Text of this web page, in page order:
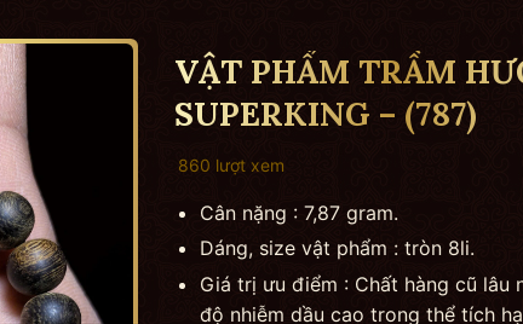
VẬT PHẨM TRẦM
SUPERKING – (787)
860 lượt xem
Cân nặng : 7,87 gram.
Dáng, size vật phẩm : tròn 8li.
Giá trị ưu điểm : Chất hàng cũ lâu
độ nhiễm dầu cao trong thể tích